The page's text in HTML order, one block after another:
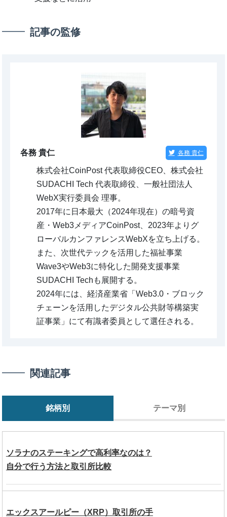
記事の監修
各務 貴仁 各務 貴仁
株式会社CoinPost 代表取締役CEO、株式会社
SUDACHI Tech 代表取締役、一般社団法人
WebX実行委員会 理事。
2017年に日本最大（2024年現在）の暗号資
産・Web3メディアCoinPost、2023年よりグ
ローバルカンファレンスWebXを立ち上げる。
また、次世代テックを活用した福祉事業
Wave3やWeb3に特化した開発支援事業
SUDACHI Techも展開する。
2024年には、経済産業省「Web3.0・ブロック
チェーンを活用したデジタル公共財等構築実
証事業」にて有識者委員として選任される。
関連記事
銘柄別 テーマ別
ソラナのステーキングで高利率なのは？
自分で行う方法と取引所比較
エックスアールピー（XRP）取引所の手